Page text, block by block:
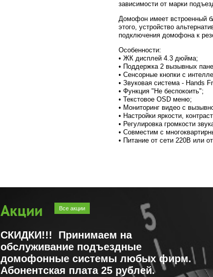
зависимости от марки
Домофон имеет встроенный
этого, устройство
подключения домофона к
Особенности:
• ЖК дисплей 4.3 дюйма;
• Поддержка 2 вызывных
• Сенсорные кнопки с
• Звуковая система - Hands
• Функция "Не беспокоить";
• Текстовое OSD меню;
• Мониторинг видео с
• Настройки яркости,
• Регулировка громкости
• Совместим с
• Питание от сети 220В или
Акции Все акции
СКИДКИ!!! Принимаем на
обслуживание подъездные
домофонные системы любых фирм.
Абонентская плата 25 рублей.